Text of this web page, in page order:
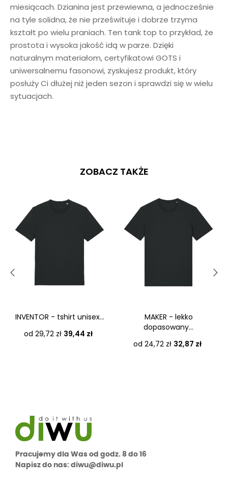
miesiącach. Dzianina jest przewiewna, a jednocześnie
na tyle solidna, że nie prześwituje i dobrze trzyma
kształt po wielu praniach. Ten tank top to przykład, że
prostota i wysoka jakość idą w parze. Dzięki
naturalnym materiałom, certyfikatowi GOTS i
uniwersalnemu fasonowi, zyskujesz produkt, który
posłuży Ci dłużej niż jeden sezon i sprawdzi się w wielu
sytuacjach.
ZOBACZ TAKŻE
INVENTOR - tshirt unisex...
od 29,72 zł Cena
39,44 zł
MAKER - lekko
dopasowany...
od 24,72 zł Cena
32,87 zł
Pracujemy dla Was od godz. 8 do 16
Napisz do nas: diwu@diwu.pl